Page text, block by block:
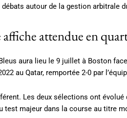
autour de la gestion arbitrale
affiche attendue en
aura lieu le 9 juillet à Boston
au Qatar, remportée 2-0 par
Les deux sélections ont
test majeur dans la course au titre